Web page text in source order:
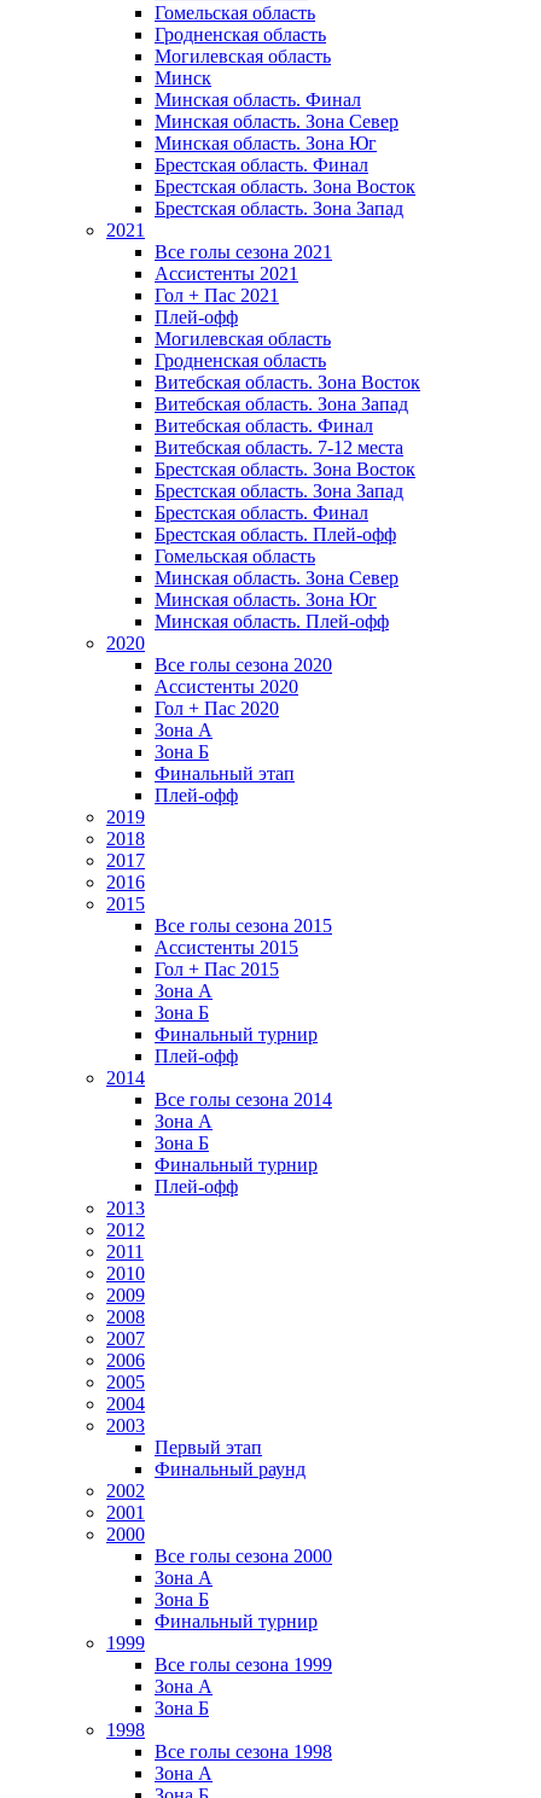
Гомельская область
Гродненская область
Могилевская область
Минск
Mинская область. Финал
Минская область. Зона Север
Минская область. Зона Юг
Брестская область. Финал
Брестская область. Зона Восток
Брестская область. Зона Запад
2021
Все голы сезона 2021
Ассистенты 2021
Гол + Пас 2021
Плей-офф
Могилевская область
Гродненская область
Витебская область. Зона Восток
Витебская область. Зона Запад
Витебская область. Финал
Витебская область. 7-12 места
Брестская область. Зона Восток
Брестская область. Зона Запад
Брестская область. Финал
Брестская область. Плей-офф
Гомельская область
Минская область. Зона Север
Минская область. Зона Юг
Минская область. Плей-офф
2020
Все голы сезона 2020
Ассистенты 2020
Гол + Пас 2020
Зона А
Зона Б
Финальный этап
Плей-офф
2019
2018
2017
2016
2015
Все голы сезона 2015
Ассистенты 2015
Гол + Пас 2015
Зона А
Зона Б
Финальный турнир
Плей-офф
2014
Все голы сезона 2014
Зона А
Зона Б
Финальный турнир
Плей-офф
2013
2012
2011
2010
2009
2008
2007
2006
2005
2004
2003
Первый этап
Финальный раунд
2002
2001
2000
Все голы сезона 2000
Зона А
Зона Б
Финальный турнир
1999
Все голы сезона 1999
Зона А
Зона Б
1998
Все голы сезона 1998
Зона А